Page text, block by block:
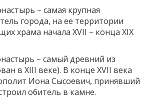
– самая крупная
города, на ее территории
храма начала XVII – конца XIX
– самый древний из
в XIII веке). В конце XVII века
Иона Сысоевич, принявший
обитель в камне.